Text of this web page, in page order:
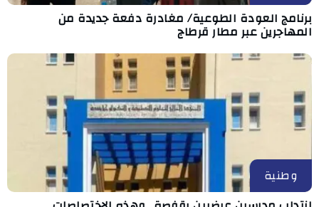
برنامج العودة الطوعية/ مغادرة دفعة جديدة من
المهاجرين عبر مطار قرطاج
وطنية